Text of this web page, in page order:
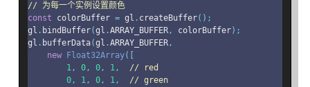
// 为每一个实例设置颜色
const colorBuffer = gl . createBuffer();
gl . bindBuffer(gl .ARRAY_BUFFER, colorBuffer);
gl . bufferData(gl .ARRAY_BUFFER,
new
Float32Array([
1, 0, 0, 1,
// red
0, 1, 0, 1,
// green